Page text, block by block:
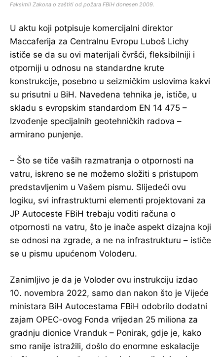
Faksimil Zakona o zaštiti od požara FBiH donesen 2009.
U aktu koji potpisuje komercijalni direktor
Maccaferija za Centralnu Evropu Luboš Lichy
ističe se da su ovi materijali čvršći, fleksibilniji i
otporniji u odnosu na standardne krute
konstrukcije, posebno u seizmičkim uslovima kakvi
su prisutni u BiH. Navedena tehnika je, ističe, u
skladu s evropskim standardom EN 14 475 –
Izvođenje specijalnih geotehničkih radova –
armirano punjenje.
– Što se tiče vaših razmatranja o otpornosti na
vatru, iskreno se ne možemo složiti s pristupom
predstavljenim u Vašem pismu. Slijedeći ovu
logiku, svi infrastrukturni elementi projektovani za
JP Autoceste FBiH trebaju voditi računa o
otpornosti na vatru, što je inače aspekt dizajna koji
se odnosi na zgrade, a ne na infrastrukturu – ističe
se u pismu upućenom Voloderu.
Zanimljivo je da je Voloder ovu instrukciju izdao
10. novembra 2022, samo dan nakon što je Vijeće
ministara BiH Autocestama FBiH odobrilo dodatni
zajam OPEC-ovog Fonda vrijedan 25 miliona za
gradnju dionice Vranduk – Ponirak, gdje je, kako
smo ranije istražili, došlo do enormne eskalacije